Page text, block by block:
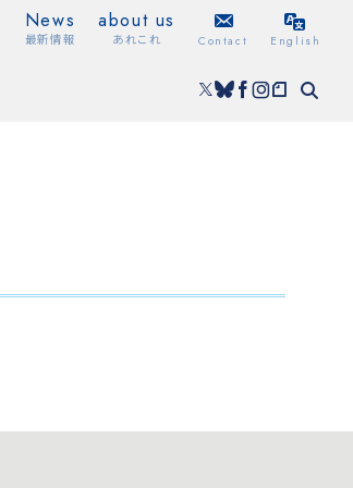
News
最新情報
about us
あれこれ Contact English